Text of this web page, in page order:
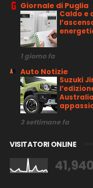
Giornale di Puglia
Caldo e
1 giorno fa
Auto Notizie
Suzuki
3 settimane fa
VISITATORI ONLINE
41,940